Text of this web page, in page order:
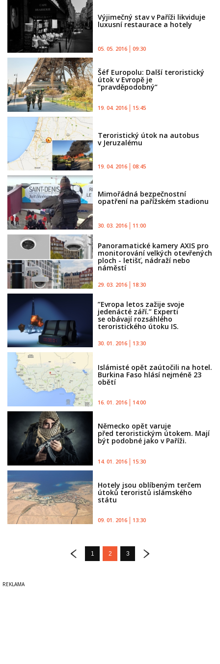
Výjimečný stav v Paříži likviduje
luxusní restaurace a hotely
05. 05. 2016 09:30
Šéf Europolu: Další teroristický
útok v Evropě je
”pravděpodobný”
19. 04. 2016 15:45
Teroristický útok na autobus
v Jeruzalému
19. 04. 2016 08:45
Mimořádná bezpečnostní
opatření na pařížském stadionu
30. 03. 2016 11:00
Panoramatické kamery AXIS pro
monitorování velkých otevřených
ploch - letišť, nádraží nebo
náměstí
29. 03. 2016 18:30
”Evropa letos zažije svoje
jedenácté září.” Experti
se obávají rozsáhlého
teroristického útoku IS.
30. 01. 2016 13:30
Islámisté opět zaútočili na hotel.
Burkina Faso hlásí nejméně 23
obětí
16. 01. 2016 14:00
Německo opět varuje
před teroristickým útokem. Mají
být podobné jako v Paříži.
14. 01. 2016 15:30
Hotely jsou oblíbeným terčem
útoků teroristů islámského
státu
09. 01. 2016 13:30
1 2 3